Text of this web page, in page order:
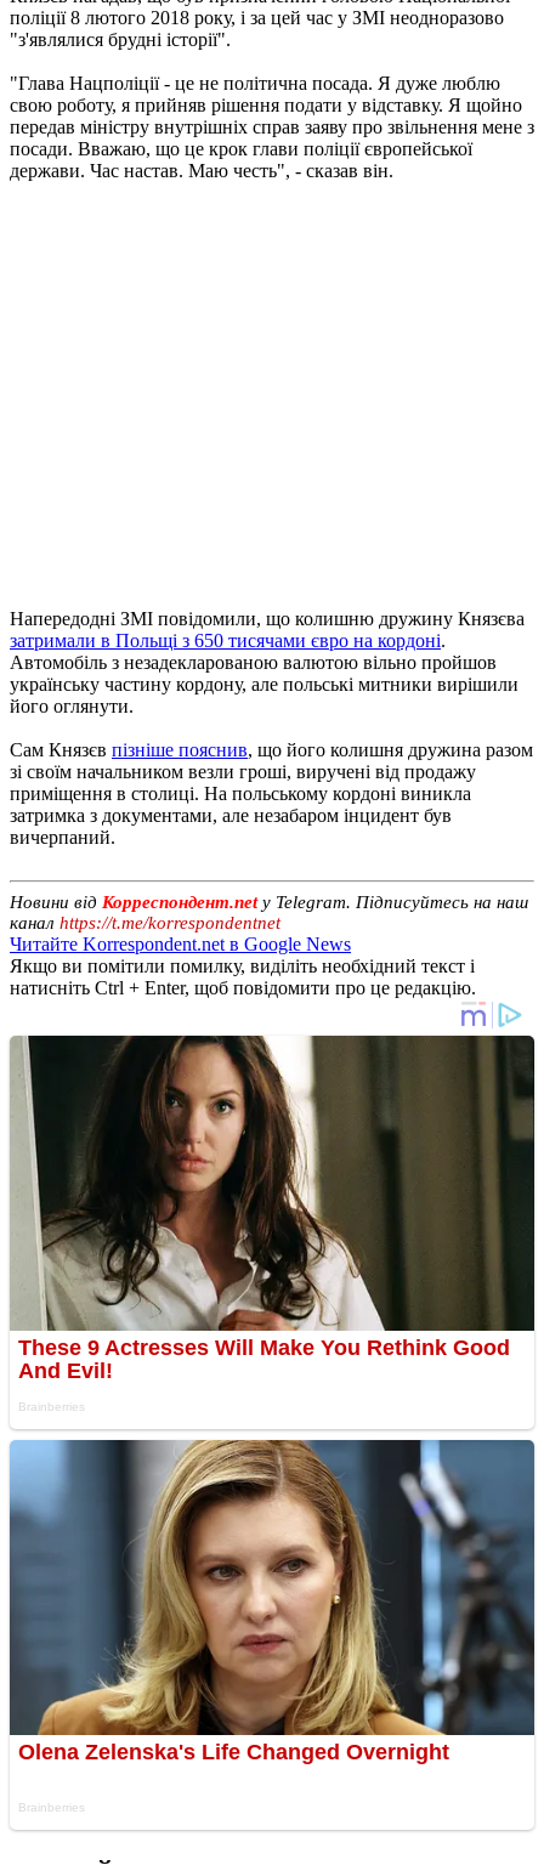
поліції 8 лютого 2018 року, і за цей час у ЗМІ неодноразово
"з'являлися брудні історії".
"Глава Нацполіції - це не політична посада. Я дуже люблю
свою роботу, я прийняв рішення подати у відставку. Я щойно
передав міністру внутрішніх справ заяву про звільнення мене з
посади. Вважаю, що це крок глави поліції європейської
держави. Час настав. Маю честь", - сказав він.
Напередодні ЗМІ повідомили, що колишню дружину Князєва
затримали в Польщі з 650 тисячами євро на кордоні.
Автомобіль з незадекларованою валютою вільно пройшов
українську частину кордону, але польські митники вирішили
його оглянути.
Сам Князєв пізніше пояснив, що його колишня дружина разом
зі своїм начальником везли гроші, виручені від продажу
приміщення в столиці. На польському кордоні виникла
затримка з документами, але незабаром інцидент був
вичерпаний.
Новини від Корреспондент.netу Telegram. Підписуйтесь на наш
канал https://t.me/korrespondentnet
Читайте Korrespondent.net в Google News
Якщо ви помітили помилку, виділіть необхідний текст і
натисніть Ctrl + Enter, щоб повідомити про це редакцію.